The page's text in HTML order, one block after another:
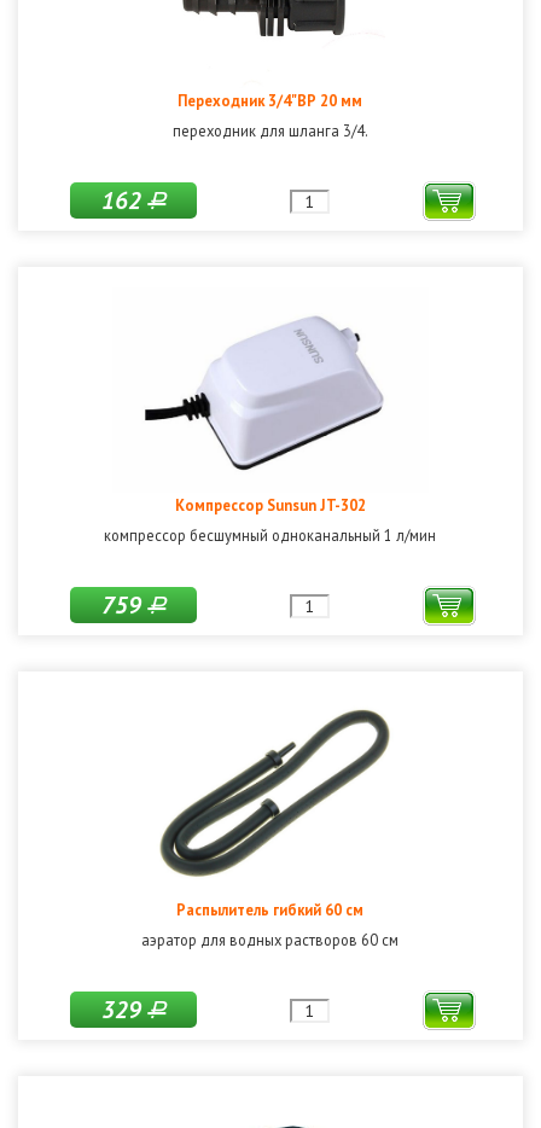
Переходник 3/4"ВР 20 мм
переходник для шланга 3/4.
162Р
Компрессор Sunsun JT-302
компрессор бесшумный одноканальный 1 л/мин
759Р
Распылитель гибкий 60 см
аэратор для водных растворов 60 см
329Р